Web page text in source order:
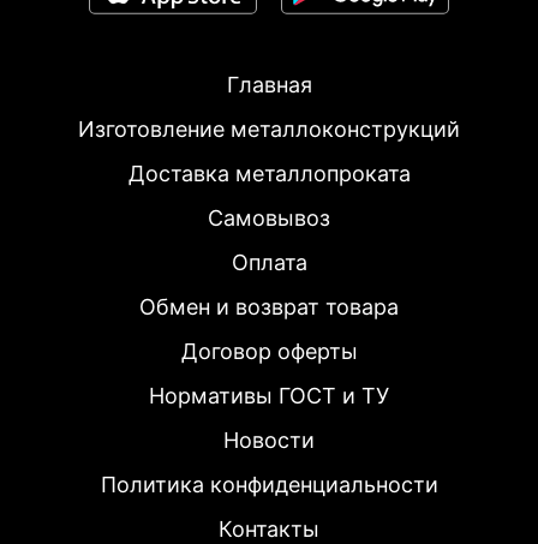
Главная
Изготовление металлоконструкций
Доставка металлопроката
Самовывоз
Оплата
Обмен и возврат товара
Договор оферты
Нормативы ГОСТ и ТУ
Новости
Политика конфиденциальности
Контакты